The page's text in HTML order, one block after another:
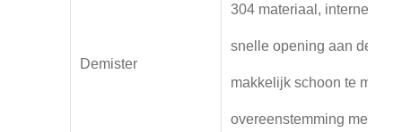
Demister
304 materiaal, interne
snelle opening aan de
makkelijk schoon te
overeenstemming met de